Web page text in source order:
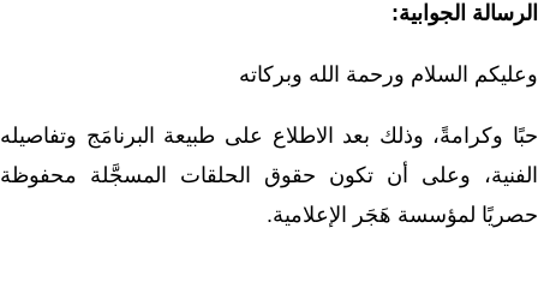
الرسالة الجوابية:
وعليكم السلام ورحمة الله وبركاته
حبًا وكرامةً، وذلك بعد الاطلاع على طبيعة البرنامَج وتفاصيله
الفنية، وعلى أن تكون حقوق الحلقات المسجَّلة محفوظة
حصريًا لمؤسسة هَجَر الإعلامية.